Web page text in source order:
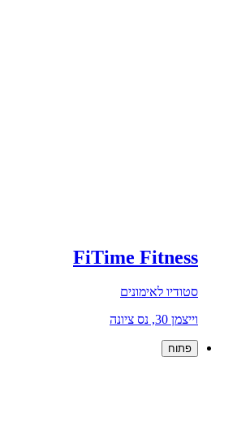
FiTime Fitness
סטודיו לאימונים
וייצמן 30, נס ציונה
פתוח